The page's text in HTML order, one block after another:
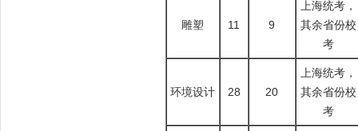
雕塑 11 9
上海统考，
其余省份校
考
环境设计 28 20
上海统考，
其余省份校
考